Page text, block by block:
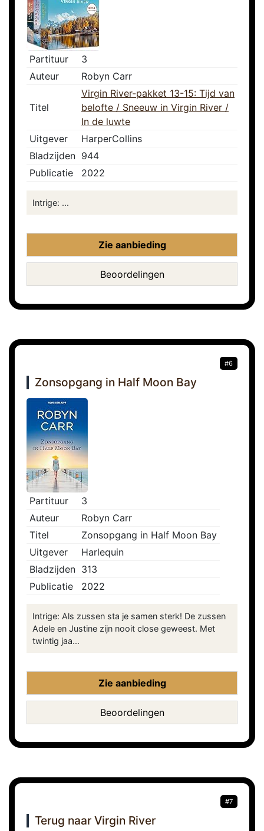
Partituur
3
Auteur
Robyn Carr
Titel
Virgin River-pakket 13-15: Tijd van
belofte / Sneeuw in Virgin River /
In de luwte
Uitgever
HarperCollins
Bladzijden 944
Publicatie
2022
Intrige: ...
Zie aanbieding
Beoordelingen
#6
Zonsopgang in Half Moon Bay
Partituur
3
Auteur
Robyn Carr
Titel
Zonsopgang in Half Moon Bay
Uitgever
Harlequin
Bladzijden 313
Publicatie
2022
Intrige: Als zussen sta je samen sterk! De zussen
Adele en Justine zijn nooit close geweest. Met
twintig jaa...
Zie aanbieding
Beoordelingen
#7
Terug naar Virgin River